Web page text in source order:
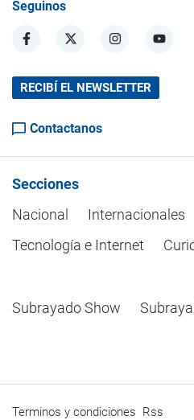
Seguinos
RECIBÍ EL NEWSLETTER
Contactanos
Secciones
Nacional
Internacionales
Tecnología e Internet
Subrayado Show
Terminos y condiciones Rss